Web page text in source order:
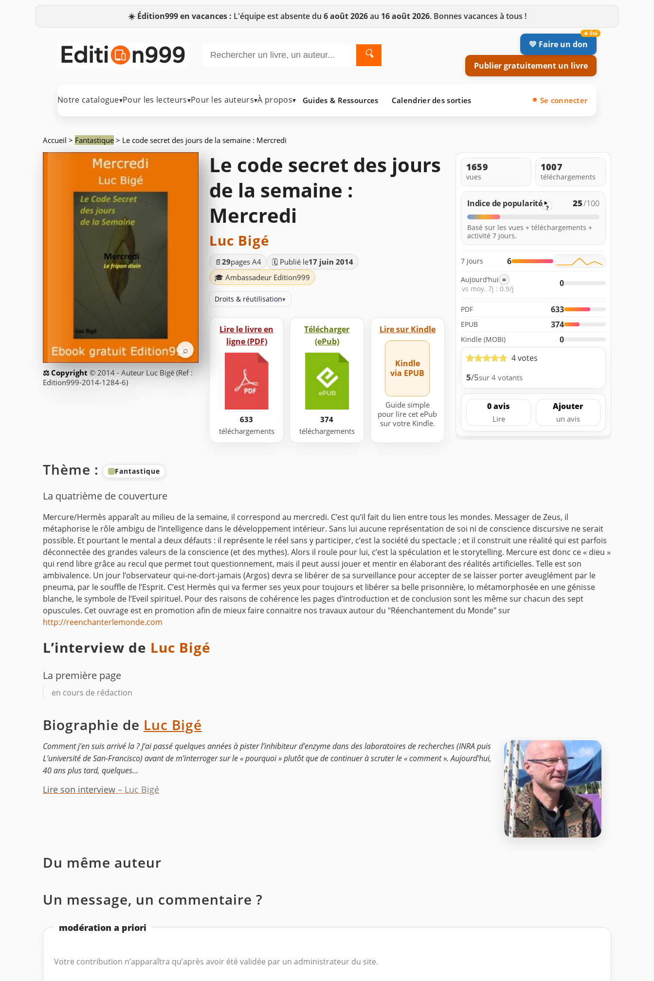
☀️ Édition999 en vacances : L'équipe est absente du 6 août 2026au 16 août 2026. Bonnes vacances à tous !
🔍
💛 Faire un don
Publier gratuitement un livre
Notre catalogue▾Pour les lecteurs▾Pour les auteurs▾À propos▾ Guides & Ressources Calendrier des sorties Se connecter
Accueil > Fantastique > Le code secret des jours de la semaine : Mercredi
⌕
© 2014 - Auteur Luc Bigé (Ref :
Edition999-2014-1284-6)
Le code secret des jours
de la semaine :
Mercredi
Luc Bigé
📄 29pages A4 🗓️ Publié le17 juin 2014
🎓 Ambassadeur Edition999
Droits & réutilisation▾
Lire le livre en
ligne (PDF)
633
téléchargements
Télécharger
(ePub)
374
téléchargements
Lire sur Kindle
Kindle
via EPUB
Guide simple
pour lire cet ePub
sur votre Kindle.
1659
vues
1007
téléchargements
Indice de popularité ? 25/100
Basé sur les vues + téléchargements +
activité 7 jours.
7 jours 6
Aujourd’hui =
vs moy. 7j : 0.9/j
0
PDF 633
EPUB 374
Kindle (MOBI)
0
4 votes
5/5sur 4 votants
0 avis
Lire
Ajouter
un avis
Thème : Fantastique
La quatrième de couverture
Mercure/Hermès apparaît au milieu de la semaine, il correspond au mercredi. C’est qu’il fait du lien entre tous les mondes. Messager de Zeus, il
métaphorise le rôle ambigu de l’intelligence dans le développement intérieur. Sans lui aucune représentation de soi ni de conscience discursive ne serait
possible. Et pourtant le mental a deux défauts : il représente le réel sans y participer, c’est la société du spectacle ; et il construit une réalité qui est parfois
déconnectée des grandes valeurs de la conscience (et des mythes). Alors il roule pour lui, c’est la spéculation et le storytelling. Mercure est donc ce « dieu »
qui rend libre grâce au recul que permet tout questionnement, mais il peut aussi jouer et mentir en élaborant des réalités artificielles. Telle est son
ambivalence. Un jour l’observateur qui-ne-dort-jamais (Argos) devra se libérer de sa surveillance pour accepter de se laisser porter aveuglément par le
pneuma, par le souffle de l’Esprit. C’est Hermès qui va fermer ses yeux pour toujours et libérer sa belle prisonnière, Io métamorphosée en une génisse
blanche, le symbole de l’Eveil spirituel. Pour des raisons de cohérence les pages d’introduction et de conclusion sont les même sur chacun des sept
opuscules. Cet ouvrage est en promotion afin de mieux faire connaitre nos travaux autour du "Réenchantement du Monde" sur
http://reenchanterlemonde.com
L’interview de Luc Bigé
La première page
en cours de rédaction
Biographie de Luc Bigé
Comment j’en suis arrivé la ? J’ai passé quelques années à pister l’inhibiteur d’enzyme dans des laboratoires de recherches (INRA puis
L’université de San-Francisco) avant de m’interroger sur le « pourquoi » plutôt que de continuer à scruter le « comment ». Aujourd’hui,
40 ans plus tard, quelques...
Lire son interview – Luc Bigé
Du même auteur
Un message, un commentaire ?
modération a priori
Votre contribution n’apparaîtra qu’après avoir été validée par un administrateur du site.